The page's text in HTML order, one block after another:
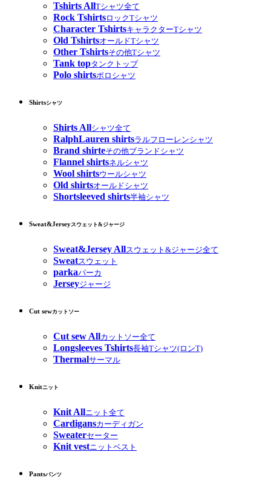
Tshirts AllTシャツ全て
Rock TshirtsロックTシャツ
Character TshirtsキャラクターTシャツ
Old TshirtsオールドTシャツ
Other Tshirtsその他Tシャツ
Tank topタンクトップ
Polo shirtsポロシャツ
Shirtsシャツ
Shirts Allシャツ全て
RalphLauren shirtsラルフローレンシャツ
Brand shirteその他ブランドシャツ
Flannel shirtsネルシャツ
Wool shirtsウールシャツ
Old shirtsオールドシャツ
Shortsleeved shirts半袖シャツ
Sweat&Jerseyスウェット&ジャージ
Sweat&Jersey Allスウェット&ジャージ全て
Sweatスウェット
parkaパーカ
Jerseyジャージ
Cut sewカットソー
Cut sew Allカットソー全て
Longsleeves Tshirts長袖Tシャツ(ロンT)
Thermalサーマル
Knitニット
Knit Allニット全て
Cardigansカーディガン
Sweaterセーター
Knit vestニットベスト
Pantsパンツ